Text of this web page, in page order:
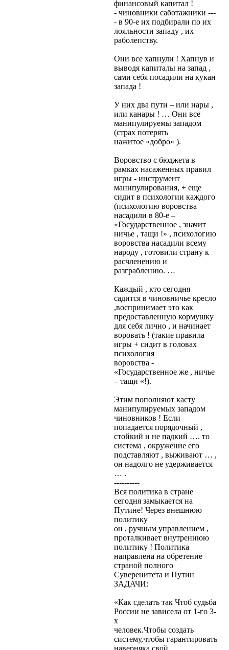
финансовый капитал !
- чиновники саботажники ---
- в 90-е их подбирали по их
лояльности западу , их
раболепству.
Они все хапнули ! Хапнув и
выводя капиталы на запад ,
сами себя посадили на кукан
запада !
У них два пути – или нары ,
или канары ! … Они все
манипулируемы западом
(страх потерять
нажитое «добро» ).
Воровство с бюджета в
рамках насаженных правил
игры - инструмент
манипулирования, + еще
сидит в психологии каждого
(психологию воровства
насадили в 80-е –
«Государственное , значит
ничье , тащи !» , психологию
воровства насадили всему
народу , готовили страну к
расчленению и
разграблению. …
Каждый , кто сегодня
садится в чиновничье кресло
,воспринимает это как
предоставленную кормушку
для себя лично , и начинает
воровать ! (такие правила
игры + сидит в головах
психология
воровства -
«Государственное же , ничье
– тащи «!).
Этим пополняют касту
манипулируемых западом
чиновников ! Если
попадается порядочный ,
стойкий и не падкий …. то
система , окружение его
подставляют , выживают … ,
он надолго не удерживается
… .
----------
Вся политика в стране
сегодня замыкается на
Путине! Через внешнюю
политику
он , ручным управлением ,
проталкивает внутреннюю
политику ! Политика
направлена на обретение
страной полного
Суверенитета и Путин
ЗАДАЧИ:
«Как сделать так Чтоб судьба
России не зависела от 1-го 3-
х
человек.Чтобы создать
систему,чтобы гарантировать
наверняка свой